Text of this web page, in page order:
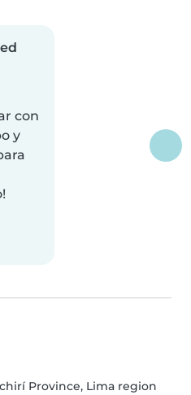
con
y
Province, Lima region